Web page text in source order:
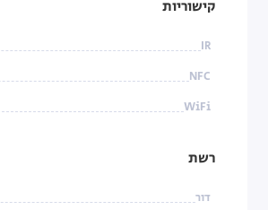
קישוריות
IR
NFC
WiFi
רשת
דור